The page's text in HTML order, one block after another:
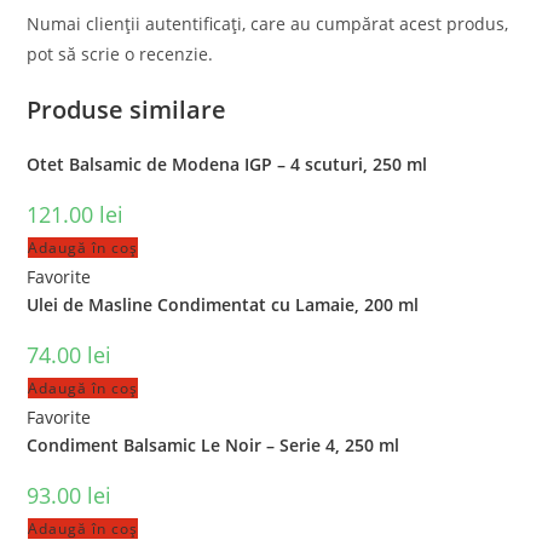
Numai clienții autentificați, care au cumpărat acest produs,
pot să scrie o recenzie.
Produse similare
Otet Balsamic de Modena IGP – 4 scuturi, 250 ml
121.00 lei
Adaugă în coș
Favorite
Ulei de Masline Condimentat cu Lamaie, 200 ml
74.00 lei
Adaugă în coș
Favorite
Condiment Balsamic Le Noir – Serie 4, 250 ml
93.00 lei
Adaugă în coș